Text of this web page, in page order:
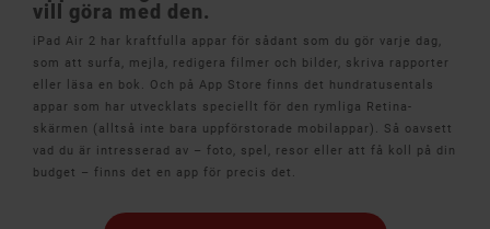
vill göra med den.
iPad Air 2 har kraftfulla appar för sådant som du gör varje dag,
som att surfa, mejla, redigera filmer och bilder, skriva rapporter
eller läsa en bok. Och på App Store finns det hundratusentals
appar som har utvecklats speciellt för den rymliga Retina-
skärmen (alltså inte bara uppförstorade mobilappar). Så oavsett
vad du är intresserad av – foto, spel, resor eller att få koll på din
budget – finns det en app för precis det.